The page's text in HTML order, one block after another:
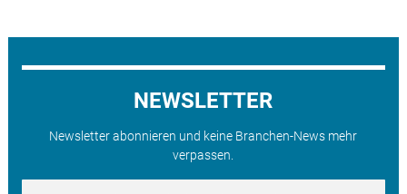
NEWSLETTER
Newsletter abonnieren und keine Branchen-News mehr
verpassen.